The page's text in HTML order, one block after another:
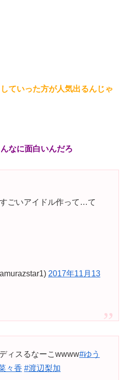
ていった方が人気出るんじゃ
なに面白いんだろ
ごいアイドル作って…て
2017年11月13
ィスるなーこwwww#ゆう
々香 #渡辺梨加